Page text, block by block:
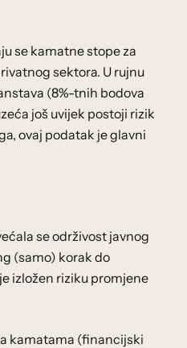
se kamatne stope za
sektora. U rujnu
(8%-tnih bodova
još uvijek postoji rizik
ovaj podatak je glavni
se održivost javnog
(samo) korak do
izložen riziku promjene
kamatama (financijski